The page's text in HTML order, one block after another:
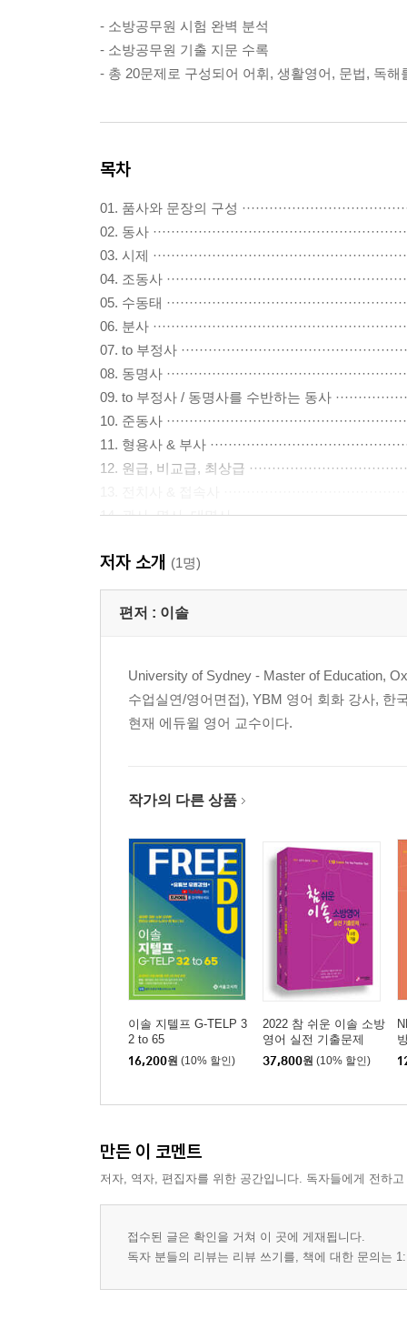
- 소방공무원 시험 완벽 분석
- 소방공무원 기출 지문 수록
- 총 20문제로 구성되어 어휘, 생활영어, 문법, 독해
목차
01. 품사와 문장의 구성
02. 동사
03. 시제
04. 조동사
05. 수동태
06. 분사
07. to 부정사
08. 동명사
09. to 부정사 / 동명사를 수반하는 동사
10. 준동사
11. 형용사 & 부사
12. 원급, 비교급, 최상급
14. 관사, 명사, 대명사
16. 관계사
17. 일치, 병렬 / 도치, 강조
저자 소개 (1명)
편저 : 이솔
University of Sydney - Master of Education,
수업실연/영어면접), YBM 영어 회화 강사, 한
현재 에듀윌 영어 교수이다.
작가의 다른 상품
이솔 지텔프 G-TELP 3
2 to 65
16,200원 (10% 할인)
2022 참 쉬운 이솔 소방
영어 실전 기출문제
37,800원 (10% 할인)
만든 이 코멘트
저자, 역자, 편집자를 위한 공간입니다. 독자들에게 전하
접수된 글은 확인을 거쳐 이 곳에 게재됩니다.
독자 분들의 리뷰는 리뷰 쓰기를, 책에 대한 문의는